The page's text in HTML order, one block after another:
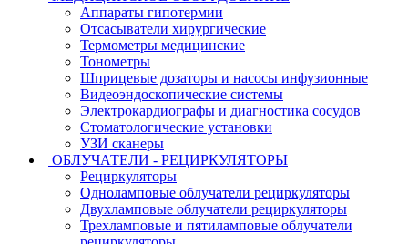
Аппараты гипотермии
Отсасыватели хирургические
Термометры медицинские
Тонометры
Шприцевые дозаторы и насосы инфузионные
Видеоэндоскопические системы
Электрокардиографы и диагностика сосудов
Стоматологические установки
УЗИ сканеры
ОБЛУЧАТЕЛИ - РЕЦИРКУЛЯТОРЫ
Рециркуляторы
Одноламповые облучатели рециркуляторы
Двухламповые облучатели рециркуляторы
Трехламповые и пятиламповые облучатели